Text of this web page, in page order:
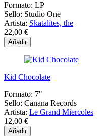
Formato: LP
Sello: Studio One
Artista: Skatalites, the
22,00 €
Añadir
Kid Chocolate
Formato: 7"
Sello: Canana Records
Artista: Le Grand Miercoles
12,00 €
Añadir